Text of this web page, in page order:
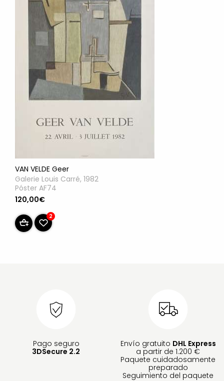
VAN VELDE Geer
Galerie Louis Carré, 1982
Póster AF74
120,00€
2
Pago seguro
3DSecure 2.2
Envío gratuito DHL Express
a partir de 1.200 €
Paquete cuidadosamente
preparado
Seguimiento del paquete